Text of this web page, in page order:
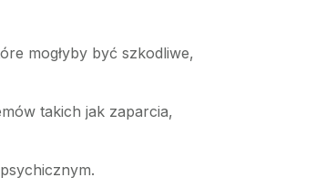
mogłyby być szkodliwe,
takich jak zaparcia,